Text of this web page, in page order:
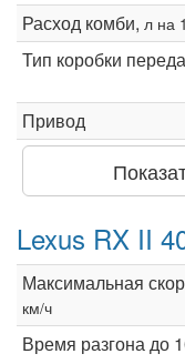
Расход комби, л на
Тип коробки
Привод
Lexus RX II
Максимальная
км/ч
Время разгона до